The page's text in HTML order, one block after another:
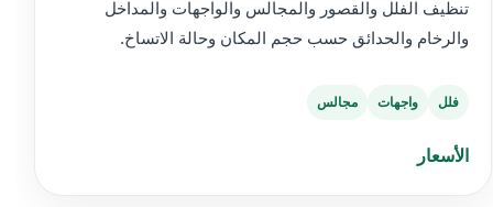
تنظيف الفلل والقصور والمجالس والواجهات والمداخل
والرخام والحدائق حسب حجم المكان وحالة الاتساخ.
فلل واجهات مجالس
الأسعار